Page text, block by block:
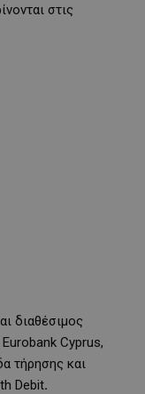
στις
διαθέσιμος
Cyprus,
τήρησης και
Debit.